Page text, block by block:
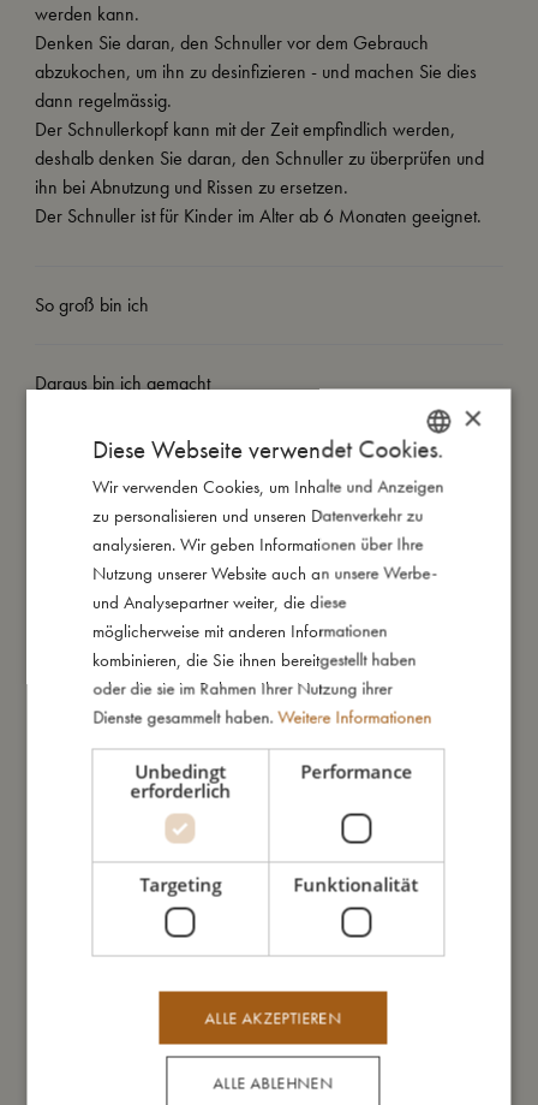
werden kann.
Denken Sie daran, den Schnuller vor dem Gebrauch
abzukochen, um ihn zu desinfizieren - und machen Sie dies
dann regelmässig.
Der Schnullerkopf kann mit der Zeit empfindlich werden,
deshalb denken Sie daran, den Schnuller zu überprüfen und
ihn bei Abnutzung und Rissen zu ersetzen.
Der Schnuller ist für Kinder im Alter ab 6 Monaten geeignet.
So groß bin ich
Daraus bin ich gemacht
So kannst Du mich pflegen
Meine Daten
Das könnte dir auch gefallen
DANISH
ENGLISH
GERMAN
×
Diese Webseite verwendet Cookies.
Wir verwenden Cookies, um Inhalte und Anzeigen
zu personalisieren und unseren Datenverkehr zu
analysieren. Wir geben Informationen über Ihre
Nutzung unserer Website auch an unsere Werbe-
und Analysepartner weiter, die diese
möglicherweise mit anderen Informationen
kombinieren, die Sie ihnen bereitgestellt haben
oder die sie im Rahmen Ihrer Nutzung ihrer
Dienste gesammelt haben. Weitere Informationen
Unbedingt
erforderlich
Performance
Targeting Funktionalität
ALLE AKZEPTIEREN
ALLE ABLEHNEN